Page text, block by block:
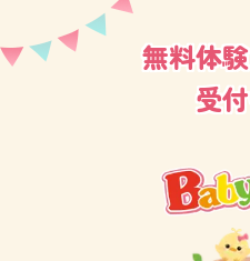
化している・・・。
◆ 気づいたらお子さまを叱
◆ 二人目のお子さまが生ま
ことをきかなくなった・・
◆ イヤイヤ期で困っている
無料体
受